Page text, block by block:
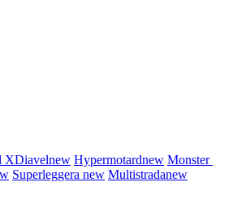
XDiavelnew Hypermotardnew Monster
Superleggera new Multistradanew